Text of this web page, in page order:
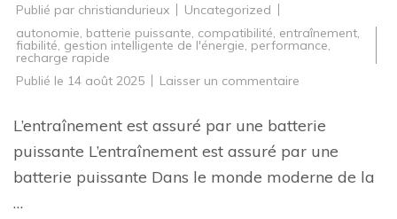
Publié par christiandurieux
Uncategorized
autonomie batterie puissante compatibilité entraînement
fiabilité gestion intelligente de l'énergie performance
recharge rapide
Publié le 14 août 2025 Laisser un commentaire
par
batterie
L’entraînement est assuré par une batterie
puissante L’entraînement est assuré par une
batterie puissante Dans le monde moderne de la
…